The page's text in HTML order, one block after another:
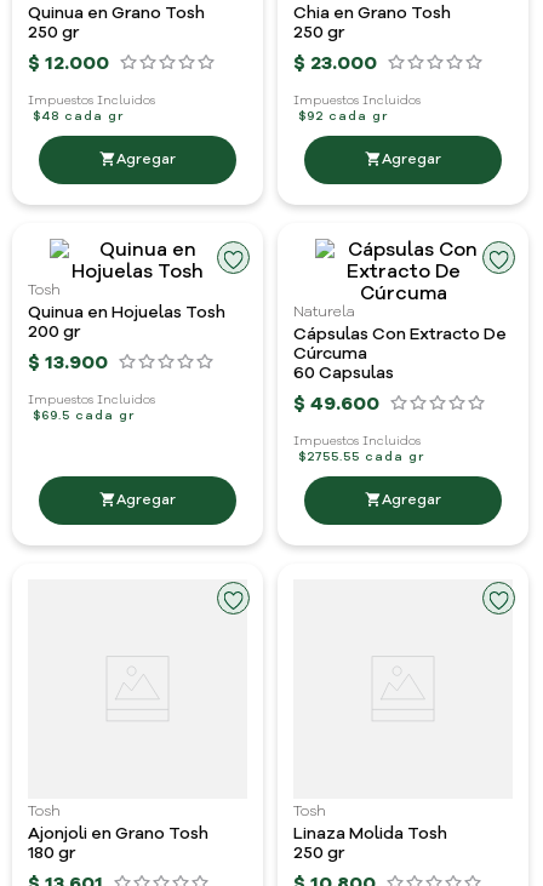
Quinua en Grano Tosh
250 gr
$ 12.000
Impuestos Incluidos
$48 cada gr
Chia en Grano Tosh
250 gr
$ 23.000
Impuestos Incluidos
$92 cada gr
Tosh
Quinua en Hojuelas Tosh
200 gr
$ 13.900
Impuestos Incluidos
$69.5 cada gr
Naturela
Cápsulas Con Extracto De
Cúrcuma
60 Capsulas
$ 49.600
Impuestos Incluidos
$2755.55 cada gr
Tosh
Ajonjoli en Grano Tosh
180 gr
Tosh
Linaza Molida Tosh
250 gr